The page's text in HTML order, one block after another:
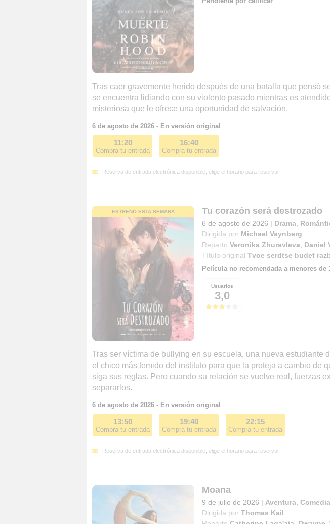
Tras caer gravemente herido después de una batalla que pensó
se encuentra lidiando con su violento pasado mientras es
misteriosa que le ofrece una oportunidad de salvación.
6 de agosto de 2026 - En versión original
11:20
Compra tu entrada
16:40
Compra tu entrada
Reserva de entrada electrónica disponible, elige el horario para reservar
ESTRENO ESTA SEMANA Tu corazón será destrozado
6 de agosto de 2026 | Drama
Dirigida por Michael Vaynberg
Reparto Veronika Zhuravleva Daniel
Título original Tvoe serdtse budet
Película no recomendada a menores de
Usuarios
3,0
Tras ser víctima de bullying en su escuela, una nueva estudiante
el chico más temido del instituto para que la proteja a cambio de
siga sus reglas. Pero cuando su relación se vuelve real, fuerzas
separarlos.
6 de agosto de 2026 - En versión original
13:50
Compra tu entrada
19:40
Compra tu entrada
22:15
Compra tu entrada
Reserva de entrada electrónica disponible, elige el horario para reservar
Moana
9 de julio de 2026 | Aventura Comedia
Dirigida por Thomas Kail